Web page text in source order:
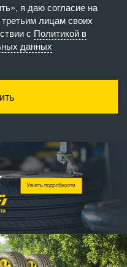
я даю согласие на
лицам своих
с Политикой в
данных